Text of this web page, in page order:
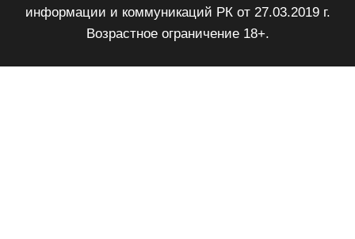
информации и коммуникаций РК от 27.03.2019 г.
Возрастное ограничение 18+.